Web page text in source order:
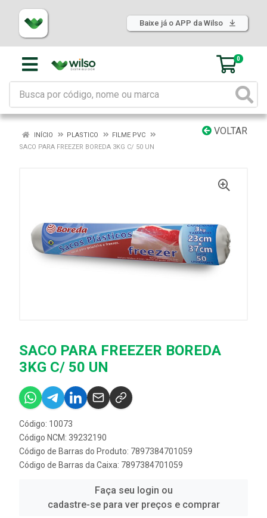
Baixe já o APP da Wilso
0
VOLTAR
INÍCIO PLASTICO
FILME PVC
SACO PARA FREEZER BOREDA 3KG C/ 50 UN
SACO PARA FREEZER BOREDA
3KG C/ 50 UN
Código: 10073
Código NCM: 39232190
Código de Barras do Produto: 7897384701059
Código de Barras da Caixa: 7897384701059
Faça seu login ou
cadastre-se para ver preços e comprar